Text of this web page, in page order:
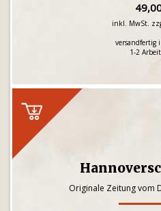
inkl. MwSt.
versandfertig
1-2
Originale Zeitung vom